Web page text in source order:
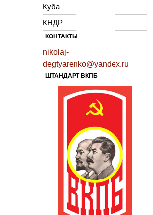
Куба
КНДР
КОНТАКТЫ
nikolaj-
degtyarenko@yandex.ru
ШТАНДАРТ ВКПБ